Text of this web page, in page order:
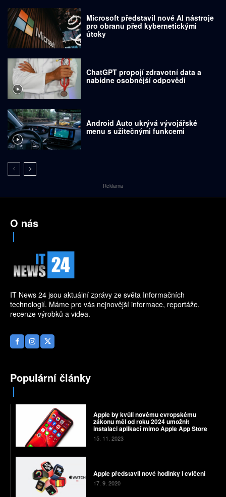
Microsoft představil nové AI nástroje
pro obranu před kybernetickými
útoky
ChatGPT propojí zdravotní data a
nabídne osobnější odpovědi
Android Auto ukrývá vývojářské
menu s užitečnými funkcemi
Reklama
O nás
IT News 24 jsou aktuální zprávy ze světa Informačních
technologií. Máme pro vás nejnovější informace, reportáže,
recenze výrobků a videa.
Populární články
Apple by kvůli novému evropskému
zákonu měl od roku 2024 umožnit
instalaci aplikací mimo Apple App Store
15. 11. 2023
Apple představil nové hodinky i cvičení
17. 9. 2020